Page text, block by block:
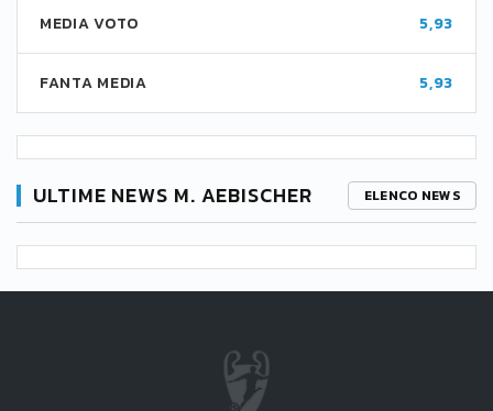
MEDIA VOTO 5,93
FANTA MEDIA 5,93
ULTIME NEWS M. AEBISCHER ELENCO NEWS